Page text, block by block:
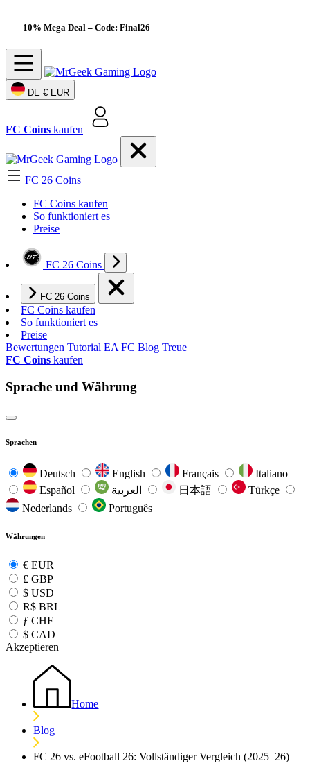
10% Mega Deal – Code: Final26
DE € EUR
FC Coins kaufen
FC 26 Coins
FC Coins kaufen
So funktioniert es
Preise
FC 26 Coins
FC 26 Coins
FC Coins kaufen
So funktioniert es
Preise
Bewertungen Tutorial EA FC Blog Treue
FC Coins kaufen
Sprache und Währung
Sprachen
Deutsch English Français
Italiano
Español
日本語
Türkçe
Nederlands
Português
Währungen
€ EUR
£ GBP
$ USD
R$ BRL
ƒ CHF
$ CAD
Akzeptieren
Home
Blog
FC 26 vs. eFootball 26: Vollständiger Vergleich (2025–26)